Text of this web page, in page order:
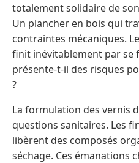
totalement solidaire de
Un plancher en bois qui
contraintes mécaniques.
finit inévitablement par se
présente-t-il des risques
?
La formulation des vernis
questions sanitaires. Les
libèrent des composés
séchage. Ces émanations